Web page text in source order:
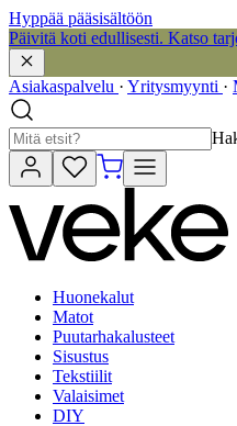
Hyppää pääsisältöön
Päivitä koti edullisesti. Katso
Asiakaspalvelu · Yritysmyynti ·
Huonekalut
Matot
Puutarhakalusteet
Sisustus
Tekstiilit
Valaisimet
DIY